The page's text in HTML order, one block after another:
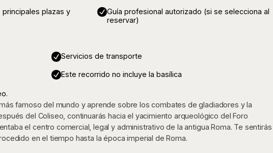
plazas y
Guía profesional autorizado (si se selecciona al
reservar)
Servicios de transporte
Este recorrido no incluye la basílica
famoso del mundo y aprende sobre los combates de gladiadores y la
del Coliseo, continuarás hacia el yacimiento arqueológico del Foro
el centro comercial, legal y administrativo de la antigua Roma. Te sentirás
en el tiempo hasta la época imperial de Roma.